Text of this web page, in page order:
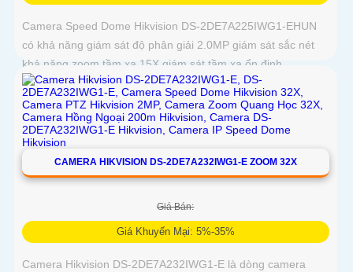
Camera Speed Dome Hikvision DS-2DE7A225IWG1-EHUN
có khả năng giám sát độ phân giải 2.0MP giám sát sắc nét
khả năng zoom tầm xa 15X giám sát tầm xa ổn định
CAMERA HIKVISION DS-2DE7A232IWG1-E ZOOM 32X
Giá Bán:
Giá Khuyến Mại: 5%-35%
Camera Hikvision DS-2DE7A232IWG1-E là dòng camera